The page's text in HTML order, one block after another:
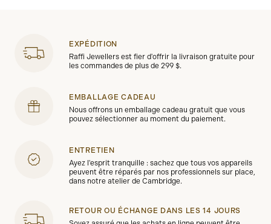
EXPÉDITION
Raffi Jewellers est fier d'offrir la livraison gratuite pour
les commandes de plus de 299 $.
EMBALLAGE CADEAU
Nous offrons un emballage cadeau gratuit que vous
pouvez sélectionner au moment du paiement.
ENTRETIEN
Ayez l'esprit tranquille : sachez que tous vos appareils
peuvent être réparés par nos professionnels sur place,
dans notre atelier de Cambridge.
RETOUR OU ÉCHANGE DANS LES 14 JOURS